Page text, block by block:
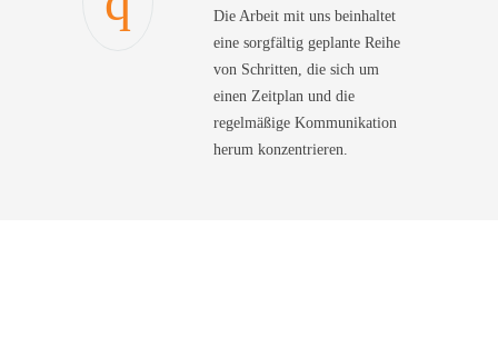
Die Arbeit mit uns beinhaltet
eine sorgfältig geplante Reihe
von Schritten, die sich um
einen Zeitplan und die
regelmäßige Kommunikation
herum konzentrieren.